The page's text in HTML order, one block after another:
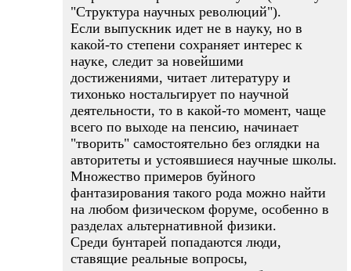
"Структура научных революций").
Если выпускник идет не в науку, но в
какой-то степени сохраняет интерес к
науке, следит за новейшими
достижениями, читает литературу и
тихонько ностальгирует по научной
деятельности, то в какой-то момент, чаще
всего по выходе на пенсию, начинает
"творить" самостоятельно без оглядки на
авторитеты и устоявшиеся научные школы.
Множество примеров буйного
фантазирования такого рода можно найти
на любом физическом форуме, особенно в
разделах альтернативной физики.
Среди бунтарей попадаются люди,
ставящие реальные вопросы,